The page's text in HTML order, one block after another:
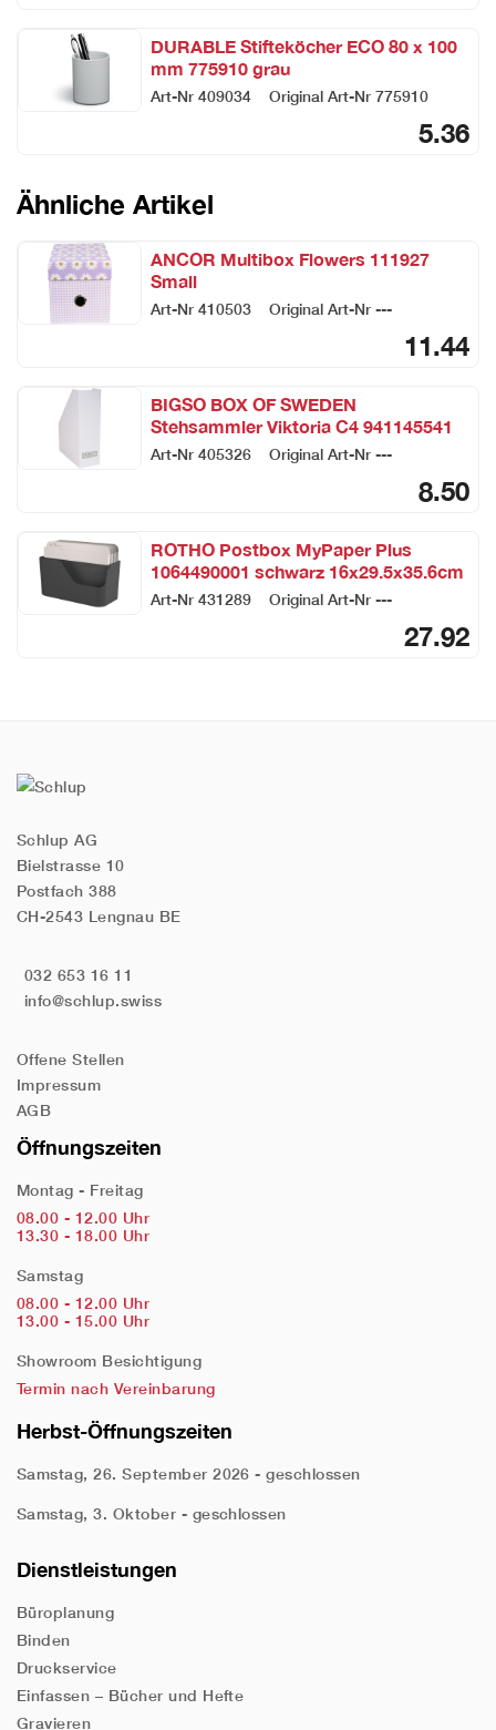
DURABLE Stifteköcher ECO 80 x 100
mm 775910 grau
Art-Nr 409034 Original Art-Nr 775910
5.36
Ähnliche Artikel
ANCOR Multibox Flowers 111927
Small
Art-Nr 410503 Original Art-Nr ---
11.44
BIGSO BOX OF SWEDEN
Stehsammler Viktoria C4 941145541
weiss
Art-Nr 405326 Original Art-Nr ---
8.50
ROTHO Postbox MyPaper Plus
1064490001 schwarz 16x29.5x35.6cm
Art-Nr 431289 Original Art-Nr ---
27.92
Schlup AG
Bielstrasse 10
Postfach 388
CH-2543 Lengnau BE
032 653 16 11
info@schlup.swiss
Offene Stellen
Impressum
AGB
Öffnungszeiten
Montag - Freitag
08.00 - 12.00 Uhr
13.30 - 18.00 Uhr
Samstag
08.00 - 12.00 Uhr
13.00 - 15.00 Uhr
Showroom Besichtigung
Termin nach Vereinbarung
Herbst-Öffnungszeiten
Samstag, 26. September 2026 - geschlossen
Samstag, 3. Oktober - geschlossen
Dienstleistungen
Büroplanung
Binden
Druckservice
Einfassen – Bücher und Hefte
Gravieren